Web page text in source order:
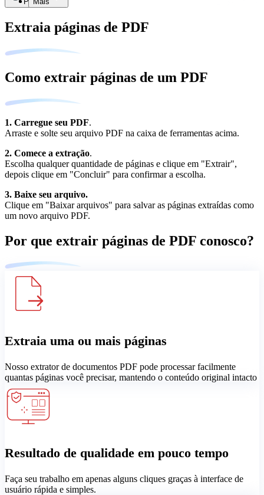
Extraia páginas de PDF
Como extrair páginas de um PDF
1. Carregue seu PDF.
Arraste e solte seu arquivo PDF na caixa de ferramentas acima.
2. Comece a extração.
Escolha qualquer quantidade de páginas e clique em "Extrair",
depois clique em "Concluir" para confirmar a escolha.
3. Baixe seu arquivo.
Clique em "Baixar arquivos" para salvar as páginas extraídas como
um novo arquivo PDF.
Por que extrair páginas de PDF conosco?
Extraia uma ou mais páginas
Nosso extrator de documentos PDF pode processar facilmente
quantas páginas você precisar, mantendo o conteúdo original intacto
Resultado de qualidade em pouco tempo
Faça seu trabalho em apenas alguns cliques graças à interface de
usuário rápida e simples.